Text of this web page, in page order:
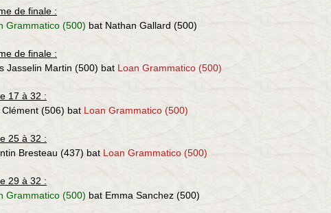
de finale :
Grammatico (500) bat Nathan Gallard (500)
de finale :
Jasselin Martin (500) bat Loan Grammatico (500)
17 à 32 :
Clément (506) bat Loan Grammatico (500)
25 à 32 :
Bresteau (437) bat Loan Grammatico (500)
29 à 32 :
Grammatico (500) bat Emma Sanchez (500)